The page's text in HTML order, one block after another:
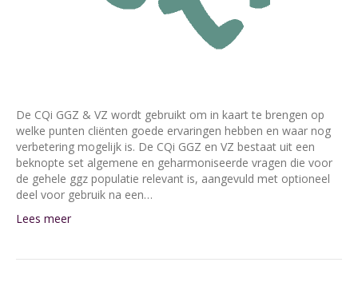
De CQi GGZ & VZ wordt gebruikt om in kaart te brengen op
welke punten cliënten goede ervaringen hebben en waar nog
verbetering mogelijk is. De CQi GGZ en VZ bestaat uit een
beknopte set algemene en geharmoniseerde vragen die voor
de gehele ggz populatie relevant is, aangevuld met optioneel
deel voor gebruik na een…
Lees meer